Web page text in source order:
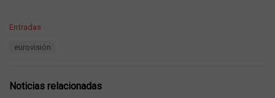
C
o
r
Entradas
:
eurovisión
Noticias relacionadas